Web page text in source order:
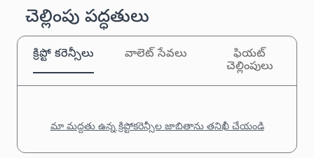
చెల్లింపు పద్ధతులు
క్రిప్టో కరెన్సీలు వాలెట్ సేవలు
ఫియట్
చెల్లింపులు
మా మద్దతు ఉన్న క్రిప్టోకరెన్సీల జాబితాను తనిఖీ చేయండి